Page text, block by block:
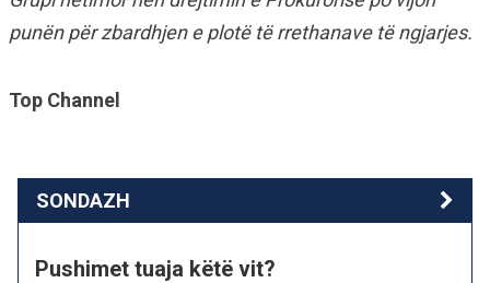
punën për zbardhjen e plotë të rrethanave të ngjarjes.
Top Channel
SONDAZH
Pushimet tuaja këtë vit?